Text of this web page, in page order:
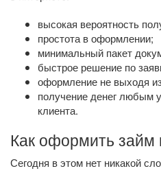
высокая вероятность
простота в оформлении;
минимальный пакет
быстрое решение по
оформление не выходя
получение денег любым
клиента.
Как оформить займ
Сегодня в этом нет никакой